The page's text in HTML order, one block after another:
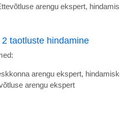
arengu ekspert,
taotluste hindamine
arengu ekspert,
arengu ekspert